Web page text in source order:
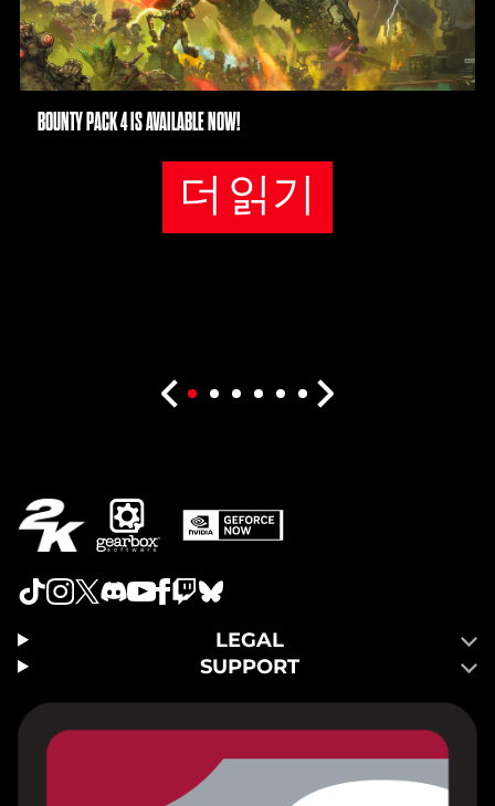
BOUNTY PACK 4 IS AVAILABLE NOW!
더 읽기
LEGAL
SUPPORT